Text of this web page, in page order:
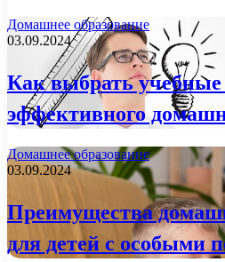
Домашнее образование
03.09.2024
Как выбрать
эффективного
Домашнее образование
03.09.2024
Преимущества
для детей с особыми